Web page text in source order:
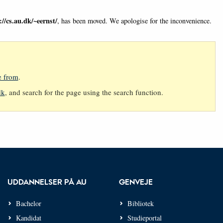
cs.au.dk/~eernst/, has been moved. We apologise for the inconvenience.
from.
, and search for the page using the search function.
UDDANNELSER PÅ AU
Bachelor
Kandidat
GENVEJE
Bibliotek
Studieportal